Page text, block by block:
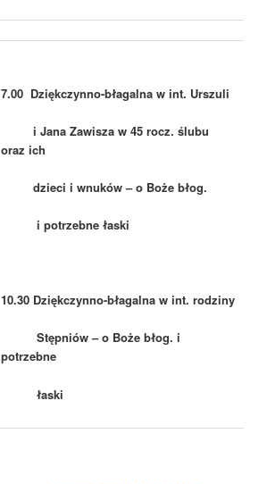
7.00 Dziękczynno-błagalna w int. Urszuli
i Jana Zawisza w 45 rocz. ślubu
oraz ich
dzieci i wnuków – o Boże błog.
i potrzebne łaski
10.30 Dziękczynno-błagalna w int. rodziny
Stępniów – o Boże błog. i
potrzebne
łaski